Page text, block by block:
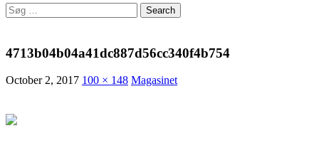
Search
for:
4713b04b04a41dc887d56cc340f4b754
October 2, 2017 100 × 148 Magasinet